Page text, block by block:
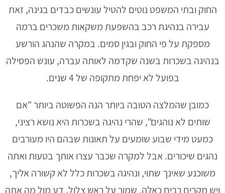
החוק ובתי המשפט נוטים להטיל עונשים כבדים בגינה, זאת
עבירה בנהיגת רכב בהשפעת משקאות משכרים ברמה
מספקת על פי החוק ובגין סמים. במקרה שהנהג הורשע
בנהיגה בשכרות בשנה שקדמה לאותה עברה, עונש הפסילה
בפועל לא יפחת מתקופה של 4 שנים.
כמובן שהמלצה הטובה ביותר הנה הפשוטה ביותר "אם
שותים לא נוהגים", שהרי נהיגה בשכרות היא נושא רציני,
כמעט מידי שבוע שומעים על תאונות שבהם היו מעורבים
נהגים שיכורים. אבל למקרה שכבר עצרו אותך בטעות ואתה
משוכנע שאינך שתוי, ונהיגה בשכרות כלל לא קשורה אליך,
ויש מקרים רבים כאלה, שמור על ראש צלול, דע מול מה אתה